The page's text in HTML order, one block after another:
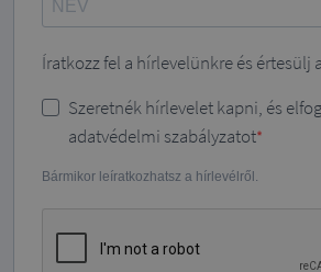
Íratkozz fel a hírlevelünkre és értesülj
Szeretnék hírlevelet kapni, és
adatvédelmi szabályzatot
Bármikor leíratkozhatsz a hírlevélről.